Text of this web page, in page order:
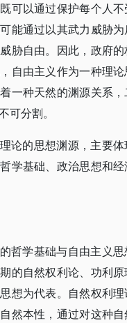
可以通过保护每个人
能通过以其武力威胁
胁自由。因此，政府
自由主义作为一种理
一种天然的渊源关系
可分割。
论的思想渊源，主要
学基础、政治思想和
哲学基础与自由主义
的自然权利论、功利原
想为代表。自然权利理
然本性，通过对这种